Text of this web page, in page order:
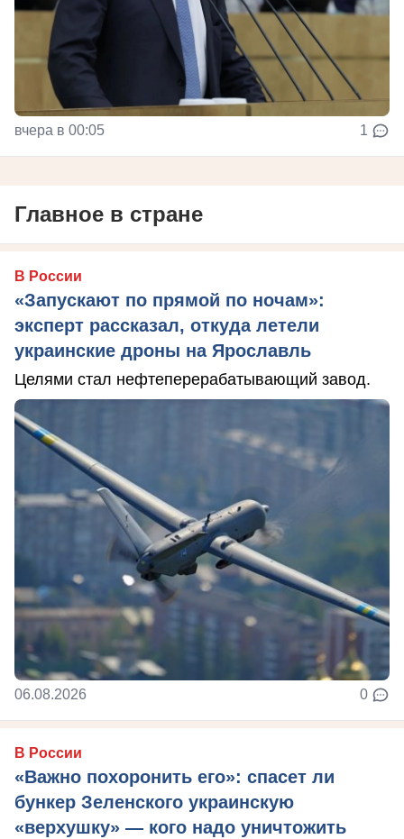
вчера в 00:05 1
Главное в стране
В России
«Запускают по прямой по ночам»:
эксперт рассказал, откуда летели
украинские дроны на Ярославль
Целями стал нефтеперерабатывающий завод.
06.08.2026 0
В России
«Важно похоронить его»: спасет ли
бункер Зеленского украинскую
«верхушку» — кого надо уничтожить